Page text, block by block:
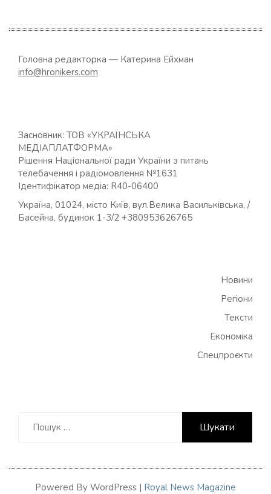
Головна редакторка — Катерина Ейхман
info@hronikers.com
Засновник: ТОВ «УКРАЇНСЬКА
МЕДІАПЛАТФОРМА»
Рішення Національної ради України з питань
телебачення і радіомовлення №1631
Ідентифікатор медіа: R40-06400
Україна, 01024, місто Київ, вул.Велика Васильківська, /
Басейна, будинок 1-3/2 +380953626765
Новини
Регіони
Тексти
Економіка
Спецпроєкти
Powered By WordPress | Royal News Magazine